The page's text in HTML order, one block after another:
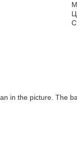
in the picture. The